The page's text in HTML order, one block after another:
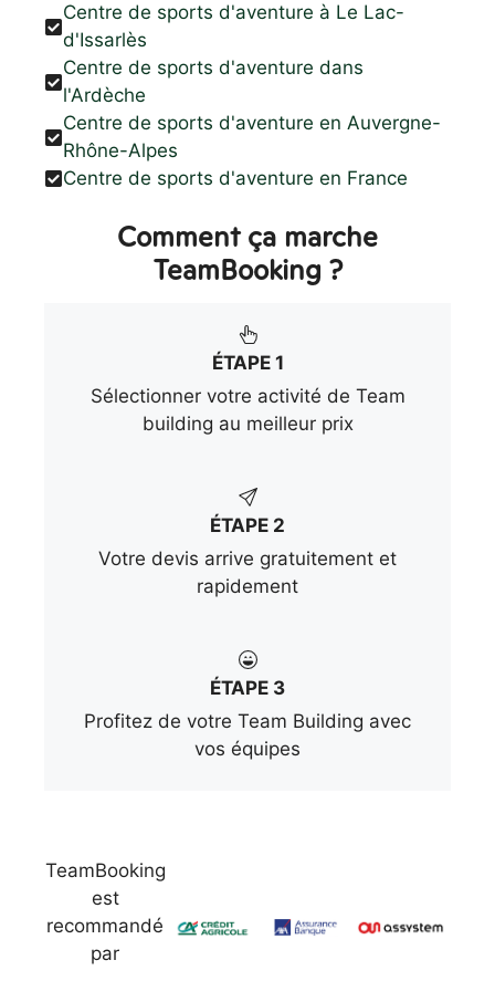
Centre de sports d'aventure à Le Lac-
d'Issarlès
Centre de sports d'aventure dans
l'Ardèche
Centre de sports d'aventure en Auvergne-
Rhône-Alpes
Centre de sports d'aventure en France
Comment ça marche
TeamBooking ?
ÉTAPE 1
Sélectionner votre activité de Team
building au meilleur prix
ÉTAPE 2
Votre devis arrive gratuitement et
rapidement
ÉTAPE 3
Profitez de votre Team Building avec
vos équipes
TeamBooking
est
recommandé
par